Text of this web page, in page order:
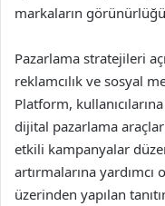
markaların
Pazarlama stratejileri
reklamcılık ve sosyal
Platform,
dijital pazarlama
etkili kampanyalar
artırmalarına
üzerinden yapılan